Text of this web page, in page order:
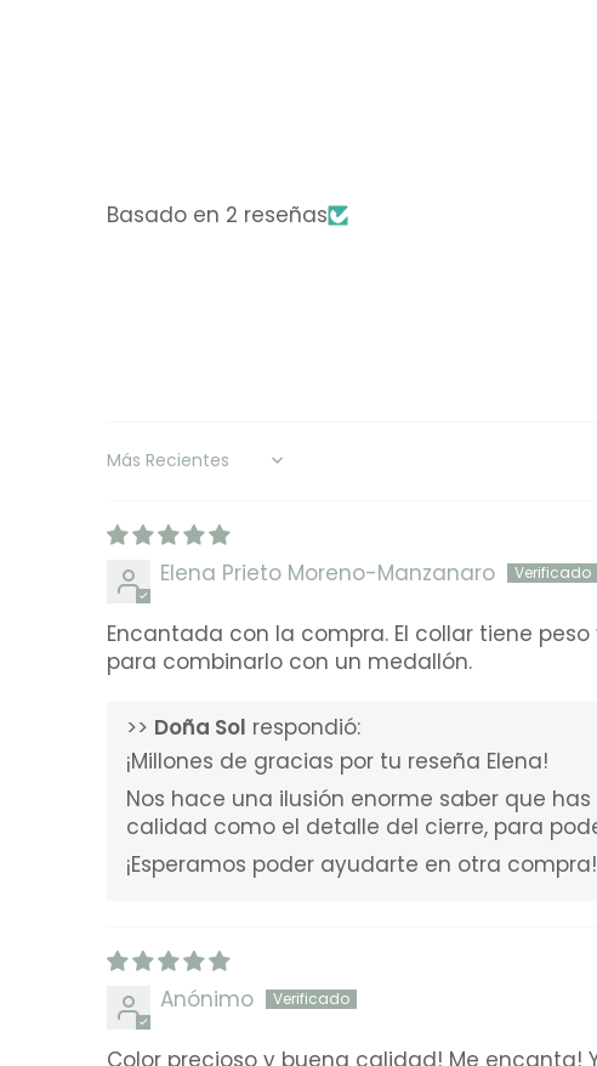
Basado en 2 reseñas
Sort by
Elena Prieto Moreno-Manzanaro
Encantada con la compra. El collar tiene
para combinarlo con un medallón.
>> Doña Sol respondió:
¡Millones de gracias por tu reseña Elena!
Nos hace una ilusión enorme saber que
calidad como el detalle del cierre, para
¡Esperamos poder ayudarte en otra compra!
Anónimo
Color precioso y buena calidad! Me encanta!